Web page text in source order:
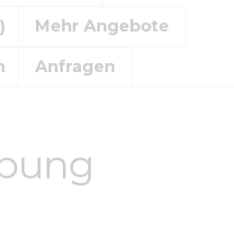
Mehr Angebote
Anfragen